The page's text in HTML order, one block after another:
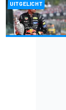
UITGELICHT